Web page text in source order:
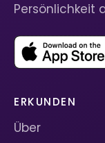
Persönlichkeit
ERKUNDEN
Über